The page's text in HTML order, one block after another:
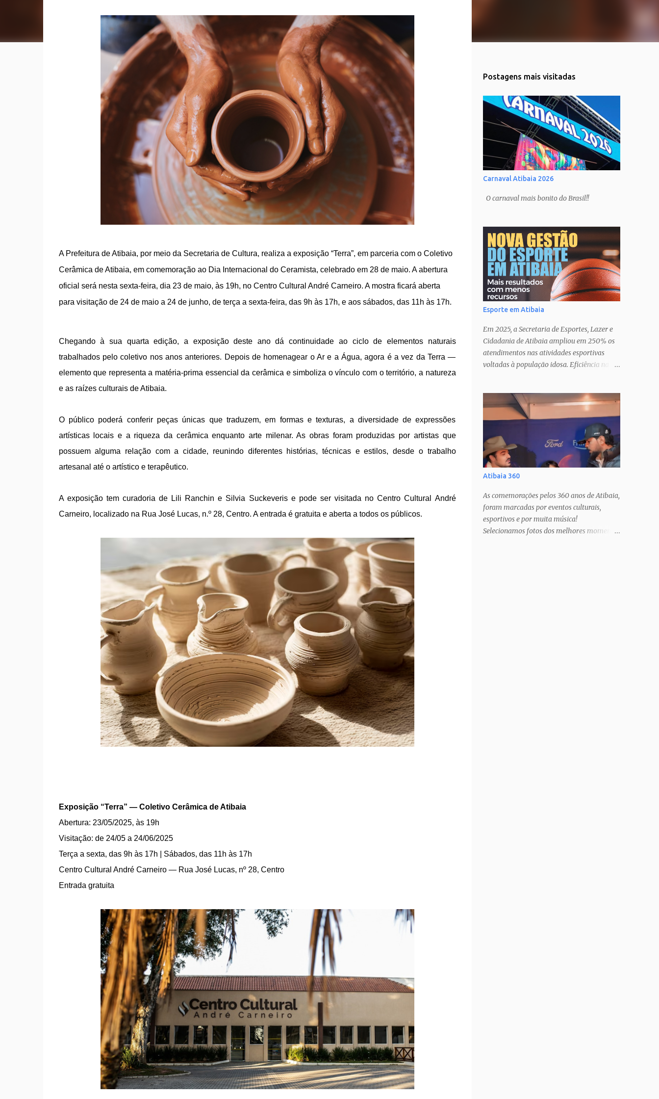
A Prefeitura de Atibaia, por meio da Secretaria de Cultura, realiza a exposição “Terra”, em parceria com o Coletivo
Cerâmica de Atibaia, em comemoração ao Dia Internacional do Ceramista, celebrado em 28 de maio. A abertura
oficial será nesta sexta-feira, dia 23 de maio, às 19h, no Centro Cultural André Carneiro. A mostra ficará aberta
para visitação de 24 de maio a 24 de junho, de terça a sexta-feira, das 9h às 17h, e aos sábados, das 11h às 17h.
Chegando à sua quarta edição, a exposição deste ano dá continuidade ao ciclo de elementos naturais
trabalhados pelo coletivo nos anos anteriores. Depois de homenagear o Ar e a Água, agora é a vez da Terra —
elemento que representa a matéria-prima essencial da cerâmica e simboliza o vínculo com o território, a natureza
e as raízes culturais de Atibaia.
O público poderá conferir peças únicas que traduzem, em formas e texturas, a diversidade de expressões
artísticas locais e a riqueza da cerâmica enquanto arte milenar. As obras foram produzidas por artistas que
possuem alguma relação com a cidade, reunindo diferentes histórias, técnicas e estilos, desde o trabalho
artesanal até o artístico e terapêutico.
A exposição tem curadoria de Lili Ranchin e Silvia Suckeveris e pode ser visitada no Centro Cultural André
Carneiro, localizado na Rua José Lucas, n.º 28, Centro. A entrada é gratuita e aberta a todos os públicos.
Exposição “Terra” — Coletivo Cerâmica de Atibaia
Abertura: 23/05/2025, às 19h
Visitação: de 24/05 a 24/06/2025
Terça a sexta, das 9h às 17h | Sábados, das 11h às 17h
Centro Cultural André Carneiro — Rua José Lucas, nº 28, Centro
Entrada gratuita
Postagens mais visitadas
Carnaval Atibaia 2026
O carnaval mais bonito do Brasil!!
Esporte em Atibaia
Em 2025, a Secretaria de Esportes, Lazer e
Cidadania de Atibaia ampliou em 250% os
atendimentos nas atividades esportivas
voltadas à população idosa. Eficiência na
resultados. Uma atuação que fortalece o
esporte como política pública de inclusão,
saúde e cidadania em Atibaia.
Atibaia 360
As comemorações pelos 360 anos de Atibaia,
foram marcadas por eventos culturais,
esportivos e por muita música!
Selecionamos fotos dos melhores momentos